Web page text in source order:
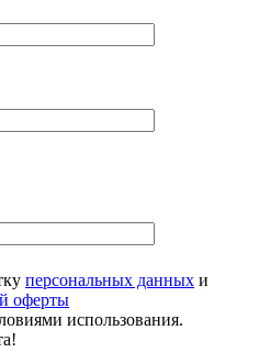
персональных данных и
оферты
использования.